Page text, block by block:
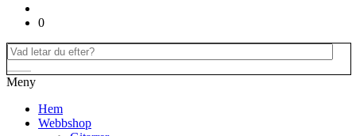
0
Meny
Hem
Webbshop